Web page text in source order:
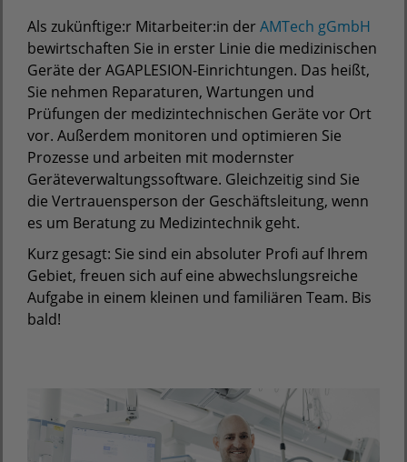
Als zukünftige:r Mitarbeiter:in derAMTech gGmbH
bewirtschaften Sie in erster Linie die medizinischen
Geräte der AGAPLESION-Einrichtungen. Das heißt,
Sie nehmen Reparaturen, Wartungen und
Prüfungen der medizintechnischen Geräte vor Ort
vor. Außerdem monitoren und optimieren Sie
Prozesse und arbeiten mit modernster
Geräteverwaltungssoftware. Gleichzeitig sind Sie
die Vertrauensperson der Geschäftsleitung, wenn
es um Beratung zu Medizintechnik geht.
Kurz gesagt: Sie sind ein absoluter Profi auf Ihrem
Gebiet, freuen sich auf eine abwechslungsreiche
Aufgabe in einem kleinen und familiären Team. Bis
bald!